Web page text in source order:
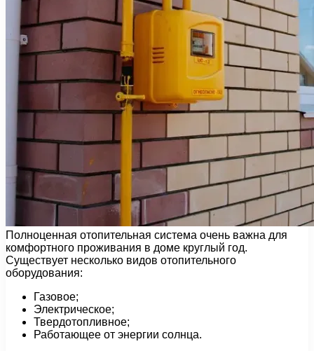
Полноценная отопительная система очень важна для
комфортного проживания в доме круглый год.
Существует несколько видов отопительного
оборудования:
Газовое;
Электрическое;
Твердотопливное;
Работающее от энергии солнца.